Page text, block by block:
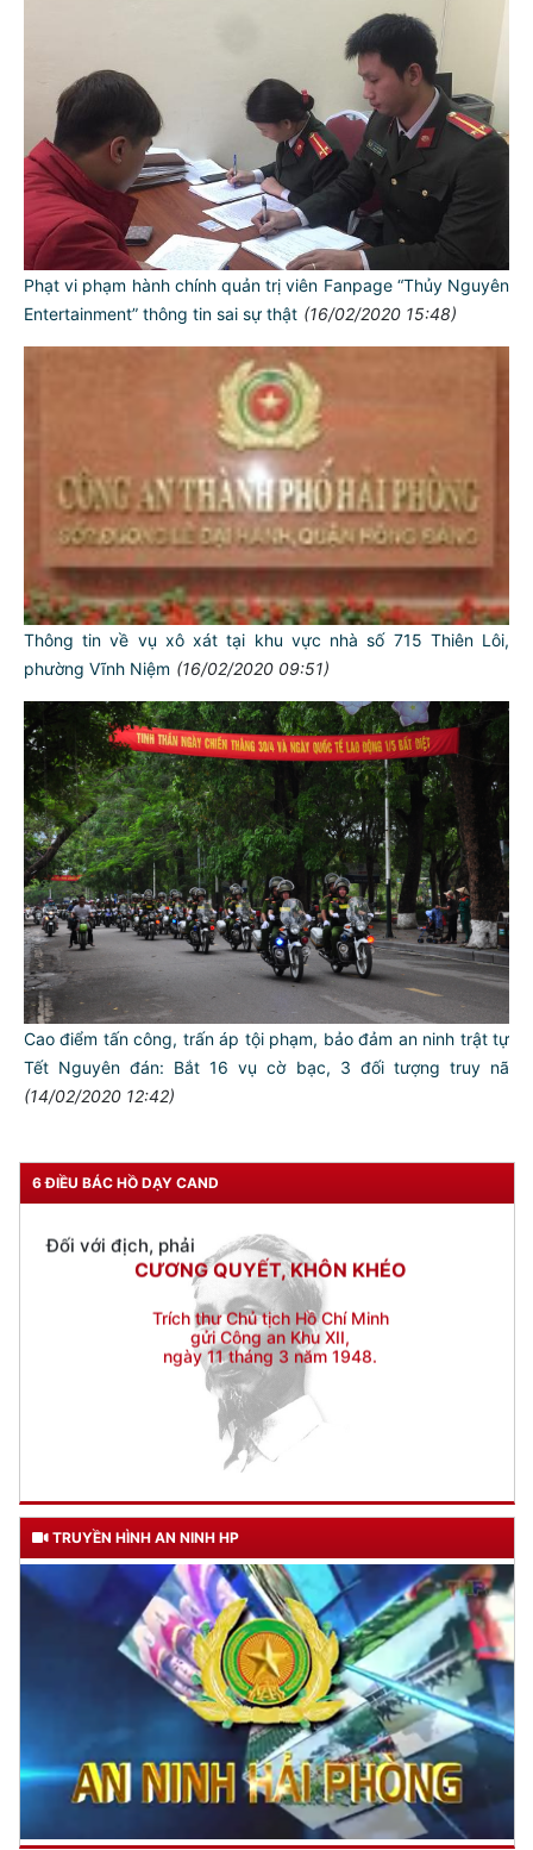
Phạt vi phạm hành chính quản trị viên Fanpage “Thủy Nguyên
Entertainment” thông tin sai sự thật (16/02/2020 15:48)
Thông tin về vụ xô xát tại khu vực nhà số 715 Thiên Lôi,
phường Vĩnh Niệm (16/02/2020 09:51)
Cao điểm tấn công, trấn áp tội phạm, bảo đảm an ninh trật tự
Tết Nguyên đán: Bắt 16 vụ cờ bạc, 3 đối tượng truy nã
(14/02/2020 12:42)
6 ĐIỀU BÁC HỒ DẠY CAND
TƯ CÁCH
NGƯỜI CÔNG AN CÁCH MỆNH LÀ:
Đối với tự mình, phải
CẦN, KIỆM, LIÊM, CHÍNH
Đối với đồng sự, phải
THÂN ÁI GIÚP ĐỠ
Đối với chính phủ, phải
TUYỆT ĐỐI TRUNG THÀNH
Đối với nhân dân, phải
KÍNH TRỌNG LỄ PHÉP
Đối với công việc, phải
Đối với địch, phải
CƯƠNG QUYẾT, KHÔN KHÉO
Trích thư Chủ tịch Hồ Chí Minh
gửi Công an Khu XII,
ngày 11 tháng 3 năm 1948.
TRUYỀN HÌNH AN NINH HP